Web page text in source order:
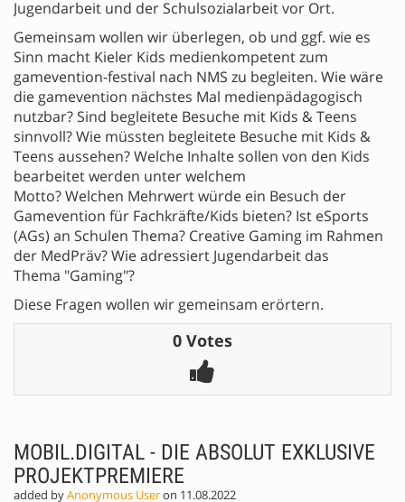
Jugendarbeit und der Schulsozialarbeit vor Ort.
Gemeinsam wollen wir überlegen, ob und ggf. wie es
Sinn macht Kieler Kids medienkompetent zum
gamevention-festival nach NMS zu begleiten.​​​​​​ Wie wäre
die gamevention nächstes Mal medienpädagogisch
nutzbar? Sind begleitete Besuche mit Kids & Teens
sinnvoll? Wie müssten begleitete Besuche mit Kids &
Teens aussehen? Welche Inhalte sollen von den Kids
bearbeitet werden unter welchem
Motto? Welchen Mehrwert würde ein Besuch der
Gamevention für Fachkräfte/Kids bieten? Ist eSports
(AGs) an Schulen Thema? Creative Gaming im Rahmen
der MedPräv? Wie adressiert Jugendarbeit das
Thema "Gaming"?
Diese Fragen wollen wir gemeinsam erörtern.
0 Votes
MOBIL.DIGITAL - DIE ABSOLUT EXKLUSIVE
PROJEKTPREMIERE
added byAnonymous Useron 11.08.2022